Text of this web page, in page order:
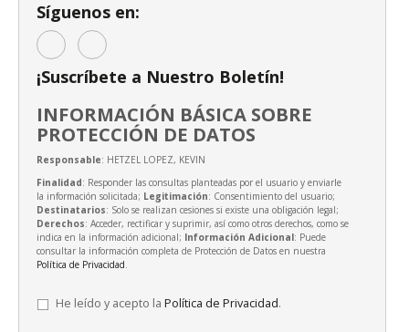
Síguenos en:
¡Suscríbete a Nuestro Boletín!
INFORMACIÓN BÁSICA SOBRE
PROTECCIÓN DE DATOS
Responsable: HETZEL LOPEZ, KEVIN
Finalidad: Responder las consultas planteadas por el usuario y enviarle
la información solicitada; Legitimación: Consentimiento del usuario;
Destinatarios: Solo se realizan cesiones si existe una obligación legal;
Derechos: Acceder, rectificar y suprimir, así como otros derechos, como se
indica en la información adicional; Información Adicional: Puede
consultar la información completa de Protección de Datos en nuestra
Política de Privacidad.
He leído y acepto la Política de Privacidad.